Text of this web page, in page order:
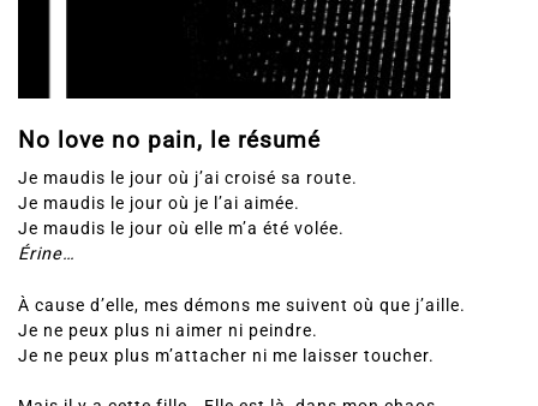
No love no pain, le résumé
Je maudis le jour où j’ai croisé sa route.
Je maudis le jour où je l’ai aimée.
Je maudis le jour où elle m’a été volée.
Érine…
À cause d’elle, mes démons me suivent où que j’aille.
Je ne peux plus ni aimer ni peindre.
Je ne peux plus m’attacher ni me laisser toucher.